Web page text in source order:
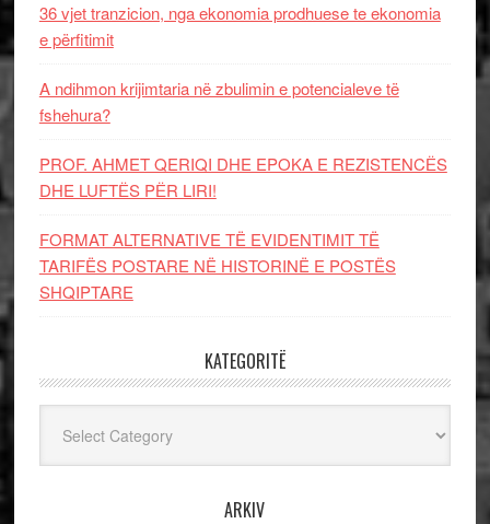
36 vjet tranzicion, nga ekonomia prodhuese te ekonomia
e përfitimit
A ndihmon krijimtaria në zbulimin e potencialeve të
fshehura?
PROF. AHMET QERIQI DHE EPOKA E REZISTENCЁS
DHE LUFTЁS PЁR LIRI!
FORMAT ALTERNATIVE TË EVIDENTIMIT TË
TARIFËS POSTARE NË HISTORINË E POSTËS
SHQIPTARE
KATEGORITË
ARKIV